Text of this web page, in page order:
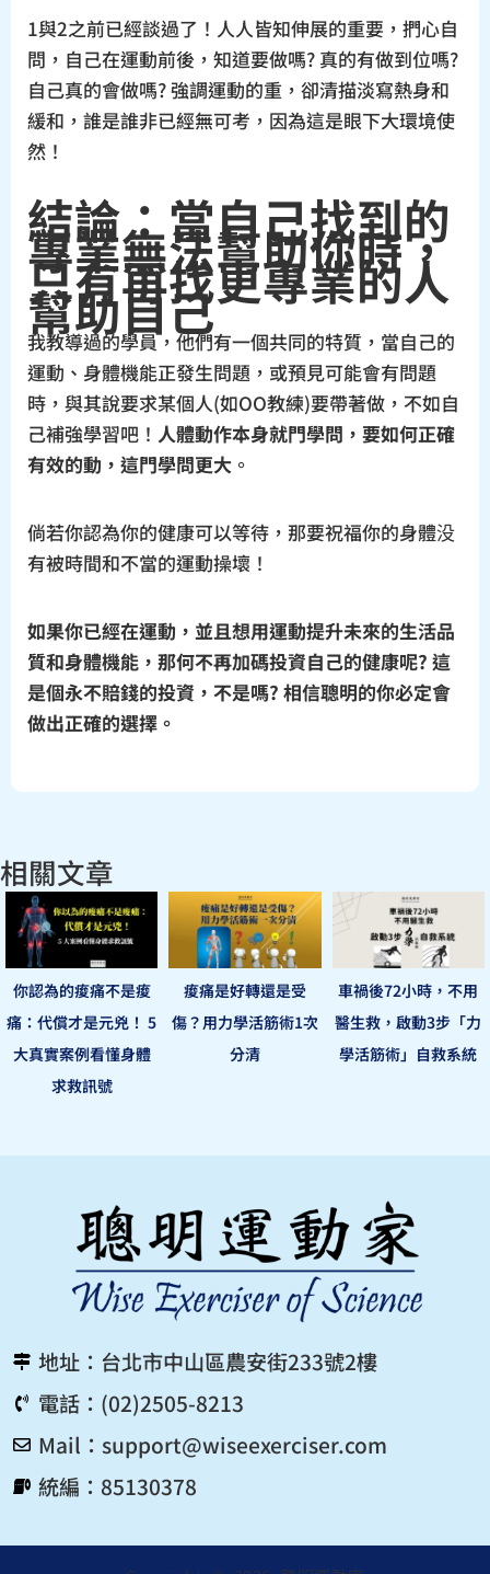
1與2之前已經談過了！人人皆知伸展的重要，捫心自
問，自己在運動前後，知道要做嗎? 真的有做到位嗎?
自己真的會做嗎? 強調運動的重，卻清描淡寫熱身和
緩和，誰是誰非已經無可考，因為這是眼下大環境使
然！
結論：當自己找到的
專業無法幫助你時，
只有再找更專業的人
幫助自己
我教導過的學員，他們有一個共同的特質，當自己的
運動、身體機能正發生問題，或預見可能會有問題
時，與其說要求某個人(如OO教練)要帶著做，不如自
己補強學習吧！ 人體動作本身就門學問，要如何正確
有效的動，這門學問更大 。
倘若你認為你的健康可以等待，那要祝福你的身體没
有被時間和不當的運動操壞！
如果你已經在運動，並且想用運動提升未來的生活品
質和身體機能，那何不再加碼投資自己的健康呢? 這
是個永不賠錢的投資，不是嗎? 相信聰明的你必定會
做出正確的選擇。
相關文章
你認為的痠痛不是痠
痛：代償才是元兇！ 5
大真實案例看懂身體
求救訊號
痠痛是好轉還是受
傷？用力學活筋術1次
分清
車禍後72小時，不用
醫生救，啟動3步「力
學活筋術」自救系統
地址：台北市中山區農安街233號2樓
電話：(02)2505-8213
Mail： support@wiseexerciser.com
統編：85130378